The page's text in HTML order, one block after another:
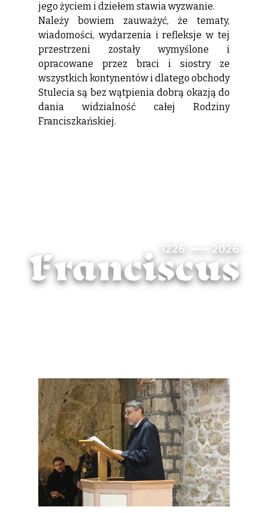
jego życiem i dziełem stawia wyzwanie.
Należy bowiem zauważyć, że tematy,
wiadomości, wydarzenia i refleksje w tej
przestrzeni zostały wymyślone i
opracowane przez braci i siostry ze
wszystkich kontynentów i dlatego obchody
Stulecia są bez wątpienia dobrą okazją do
dania widzialność całej Rodziny
Franciszkańskiej.